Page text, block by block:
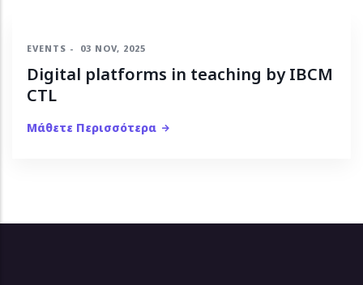
EVENTS - 03 NOV, 2025
Digital platforms in teaching by IBCM
CTL
Μάθετε Περισσότερα